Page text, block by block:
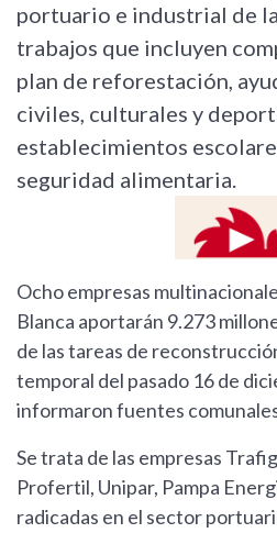
portuario e industrial de
trabajos que incluyen
plan de reforestación,
civiles, culturales y
establecimientos
seguridad alimentaria.
Ocho empresas
Blanca aportarán 9.273
de las tareas de
temporal del pasado 16 de
informaron fuentes
Se trata de las empresas
Profertil, Unipar, Pampa
radicadas en el sector